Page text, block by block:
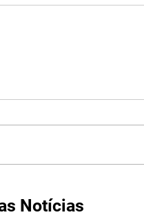
Notícias